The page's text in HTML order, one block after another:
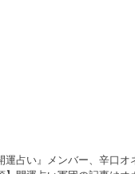
運占い』メンバー、辛口